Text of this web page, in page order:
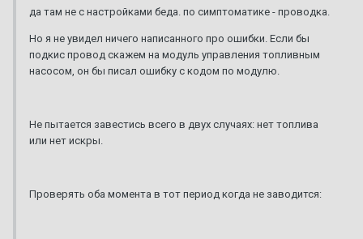
да там не с настройками беда. по симптоматике - проводка.
Но я не увидел ничего написанного про ошибки. Если бы
подкис провод скажем на модуль управления топливным
насосом, он бы писал ошибку с кодом по модулю.
Не пытается завестись всего в двух случаях: нет топлива
или нет искры.
Проверять оба момента в тот период когда не заводится: